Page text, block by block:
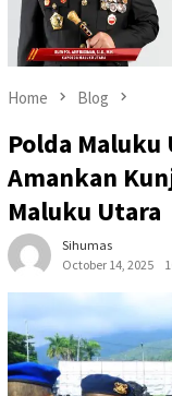
Home Blog
Polda Maluku
Amankan
Maluku Utara
Sihumas
October 14, 2025